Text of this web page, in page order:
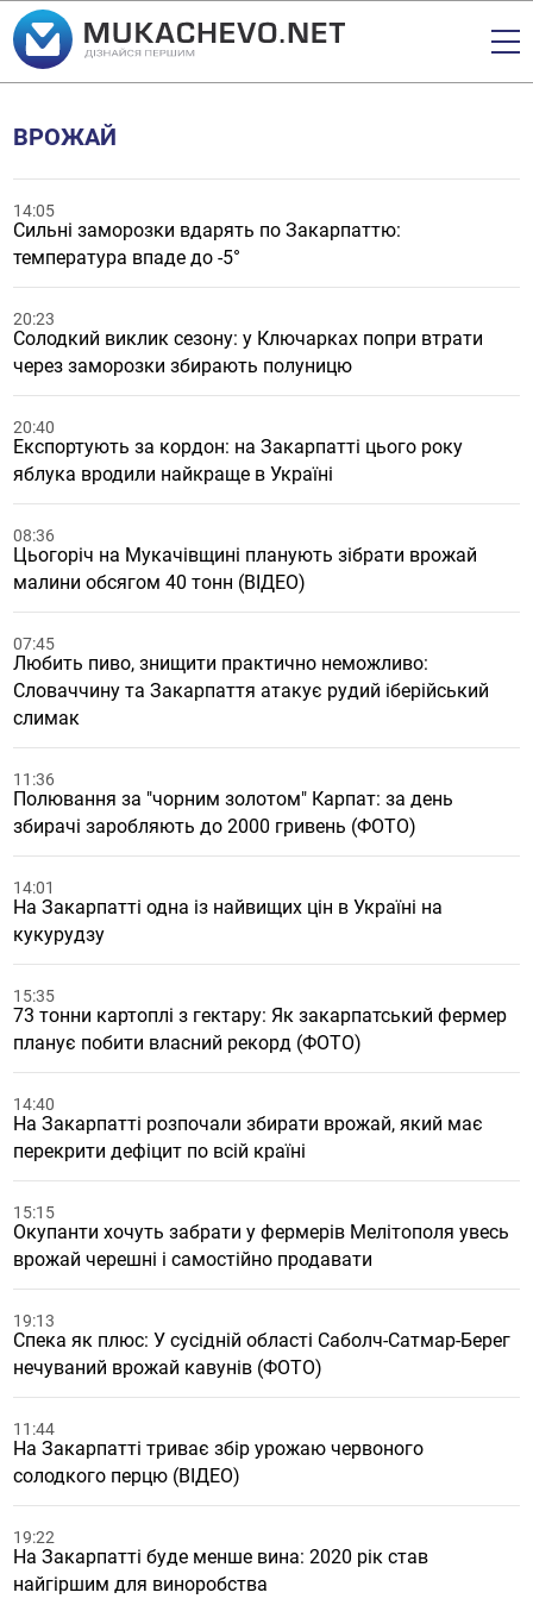
ВРОЖАЙ
14:05
Сильні заморозки вдарять по Закарпаттю:
температура впаде до -5°
20:23
Солодкий виклик сезону: у Ключарках попри втрати
через заморозки збирають полуницю
20:40
Експортують за кордон: на Закарпатті цього року
яблука вродили найкраще в Україні
08:36
Цьогоріч на Мукачівщині планують зібрати врожай
малини обсягом 40 тонн (ВІДЕО)
07:45
Любить пиво, знищити практично неможливо:
Словаччину та Закарпаття атакує рудий іберійський
слимак
11:36
Полювання за "чорним золотом" Карпат: за день
збирачі заробляють до 2000 гривень (ФОТО)
14:01
На Закарпатті одна із найвищих цін в Україні на
кукурудзу
15:35
73 тонни картоплі з гектару: Як закарпатський фермер
планує побити власний рекорд (ФОТО)
14:40
На Закарпатті розпочали збирати врожай, який має
перекрити дефіцит по всій країні
15:15
Окупанти хочуть забрати у фермерів Мелітополя увесь
врожай черешні і самостійно продавати
19:13
Спека як плюс: У сусідній області Саболч-Сатмар-Берег
нечуваний врожай кавунів (ФОТО)
11:44
На Закарпатті триває збір урожаю червоного
солодкого перцю (ВІДЕО)
19:22
На Закарпатті буде менше вина: 2020 рік став
найгіршим для виноробства